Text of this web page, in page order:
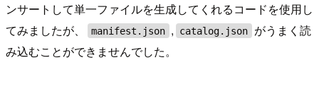
ンサートして単一ファイルを生成してくれるコードを使用し
てみましたが、
manifest.json , catalog.json
がうまく読
み込むことができませんでした。